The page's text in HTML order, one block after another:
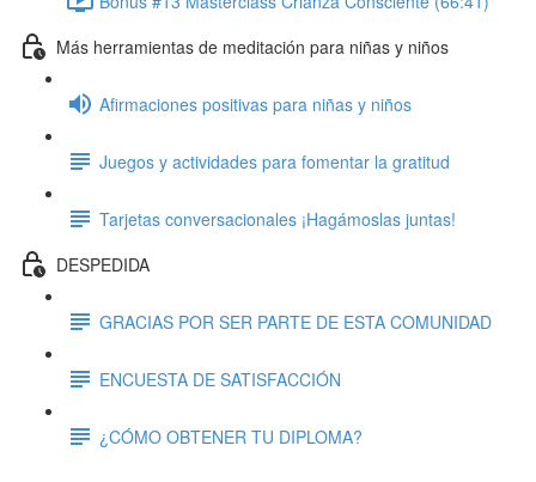
Más herramientas de meditación para niñas y niños
Afirmaciones positivas para niñas y niños
Juegos y actividades para fomentar la gratitud
Tarjetas conversacionales ¡Hagámoslas juntas!
DESPEDIDA
GRACIAS POR SER PARTE DE ESTA COMUNIDAD
ENCUESTA DE SATISFACCIÓN
¿CÓMO OBTENER TU DIPLOMA?